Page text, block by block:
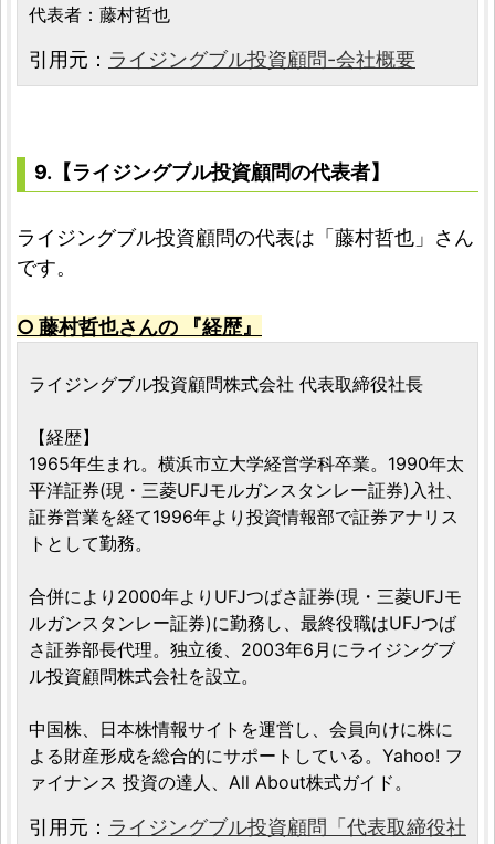
代表者：藤村哲也
引用元： ライジングブル投資顧問-会社概要
9.【ライジングブル投資顧問の代表者】
ライジングブル投資顧問の代表は「藤村哲也」さん
です。
○ 藤村哲也さんの 『経歴』
ライジングブル投資顧問株式会社 代表取締役社長
【経歴】
1965年生まれ。横浜市立大学経営学科卒業。1990年太
平洋証券(現・三菱UFJモルガンスタンレー証券)入社、
証券営業を経て1996年より投資情報部で証券アナリス
トとして勤務。
合併により2000年よりUFJつばさ証券(現・三菱UFJモ
ルガンスタンレー証券)に勤務し、最終役職はUFJつば
さ証券部長代理。独立後、2003年6月にライジングブ
ル投資顧問株式会社を設立。
中国株、日本株情報サイトを運営し、会員向けに株に
よる財産形成を総合的にサポートしている。Yahoo! フ
ァイナンス 投資の達人、All About株式ガイド。
引用元： ライジングブル投資顧問「代表取締役社